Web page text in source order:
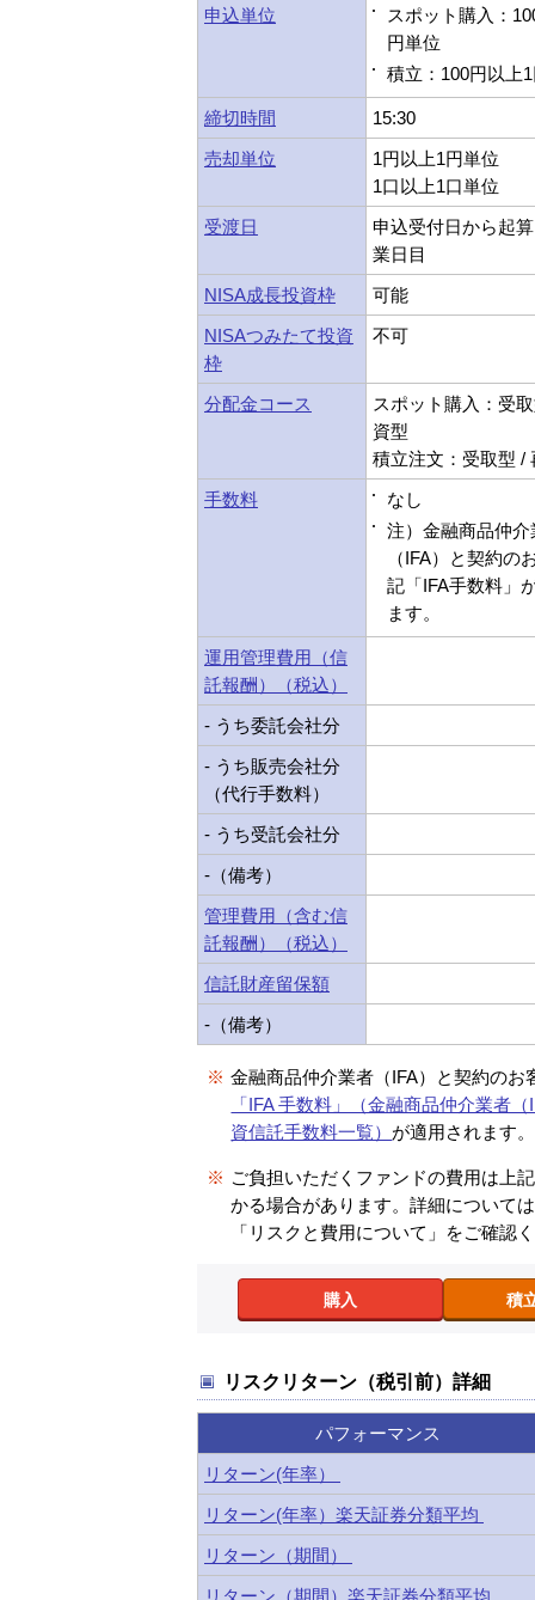
申込単位
スポット購入：
円単位
積立：100円以上
締切時間
15:30
売却単位
1円以上1円単位
1口以上1口単位
受渡日
申込受付日から起
業日目
NISA成長投資枠
可能
NISAつみたて投資
枠
不可
分配金コース
スポット購入：受
資型
積立注文：受取型 /
手数料
なし
注）金融商品仲介
（IFA）と契約の
記「IFA手数料」
ます。
運用管理費用（信
託報酬）（税込）
- うち委託会社分
- うち販売会社分
（代行手数料）
- うち受託会社分
-（備考）
管理費用（含む信
託報酬）（税込）
信託財産留保額
-（備考）
※ 金融商品仲介業者（IFA）と契約のお
「IFA 手数料」（金融商品仲介業者
資信託手数料一覧） が適用されます。
※ ご負担いただくファンドの費用は上
かる場合があります。詳細について
「リスクと費用について」をご確認
購入 積
リスクリターン（税引前）詳細
パフォーマンス
リターン(年率）
リターン(年率）楽天証券分類平均
リターン（期間）
リターン（期間）楽天証券分類平均